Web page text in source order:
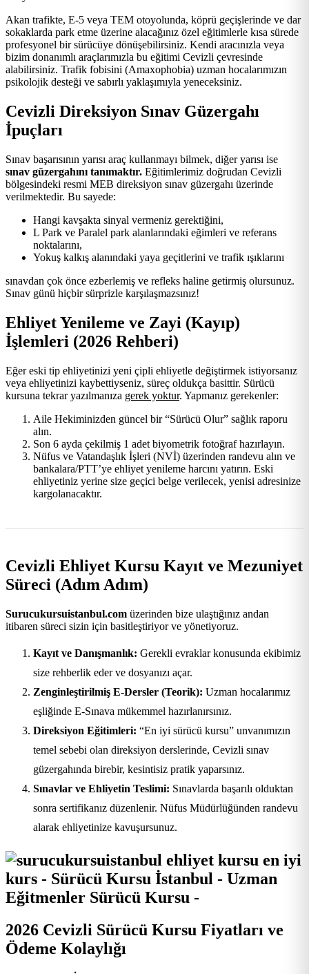
Akan trafikte, E-5 veya TEM otoyolunda, köprü geçişlerinde ve dar
sokaklarda park etme üzerine alacağınız özel eğitimlerle kısa sürede
profesyonel bir sürücüye dönüşebilirsiniz. Kendi aracınızla veya
bizim donanımlı araçlarımızla bu eğitimi Cevizli çevresinde
alabilirsiniz. Trafik fobisini (Amaxophobia) uzman hocalarımızın
psikolojik desteği ve sabırlı yaklaşımıyla yeneceksiniz.
Cevizli Direksiyon Sınav Güzergahı
İpuçları
Sınav başarısının yarısı araç kullanmayı bilmek, diğer yarısı ise
sınav güzergahını tanımaktır. Eğitimlerimiz doğrudan Cevizli
bölgesindeki resmi MEB direksiyon sınav güzergahı üzerinde
verilmektedir. Bu sayede:
Hangi kavşakta sinyal vermeniz gerektiğini,
L Park ve Paralel park alanlarındaki eğimleri ve referans
noktalarını,
Yokuş kalkış alanındaki yaya geçitlerini ve trafik ışıklarını
sınavdan çok önce ezberlemiş ve refleks haline getirmiş olursunuz.
Sınav günü hiçbir sürprizle karşılaşmazsınız!
Ehliyet Yenileme ve Zayi (Kayıp)
İşlemleri (2026 Rehberi)
Eğer eski tip ehliyetinizi yeni çipli ehliyetle değiştirmek istiyorsanız
veya ehliyetinizi kaybettiyseniz, süreç oldukça basittir. Sürücü
kursuna tekrar yazılmanıza gerek yoktur. Yapmanız gerekenler:
Aile Hekiminizden güncel bir “Sürücü Olur” sağlık raporu
alın.
Son 6 ayda çekilmiş 1 adet biyometrik fotoğraf hazırlayın.
Nüfus ve Vatandaşlık İşleri (NVİ) üzerinden randevu alın ve
bankalara/PTT’ye ehliyet yenileme harcını yatırın. Eski
ehliyetiniz yerine size geçici belge verilecek, yenisi adresinize
kargolanacaktır.
Cevizli Ehliyet Kursu Kayıt ve Mezuniyet
Süreci (Adım Adım)
Surucukursuistanbul.com üzerinden bize ulaştığınız andan
itibaren süreci sizin için basitleştiriyor ve yönetiyoruz.
Kayıt ve Danışmanlık: Gerekli evraklar konusunda ekibimiz
size rehberlik eder ve dosyanızı açar.
Zenginleştirilmiş E-Dersler (Teorik): Uzman hocalarımız
eşliğinde E-Sınava mükemmel hazırlanırsınız.
Direksiyon Eğitimleri: “En iyi sürücü kursu” unvanımızın
temel sebebi olan direksiyon derslerinde, Cevizli sınav
güzergahında birebir, kesintisiz pratik yaparsınız.
Sınavlar ve Ehliyetin Teslimi: Sınavlarda başarılı olduktan
sonra sertifikanız düzenlenir. Nüfus Müdürlüğünden randevu
alarak ehliyetinize kavuşursunuz.
2026 Cevizli Sürücü Kursu Fiyatları ve
Ödeme Kolaylığı